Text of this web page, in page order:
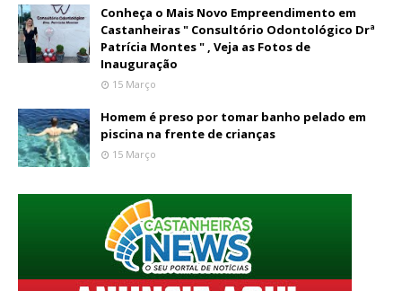
Conheça o Mais Novo Empreendimento em
Castanheiras " Consultório Odontológico Drª
Patrícia Montes " , Veja as Fotos de
Inauguração
15 Março
Homem é preso por tomar banho pelado em
piscina na frente de crianças
15 Março